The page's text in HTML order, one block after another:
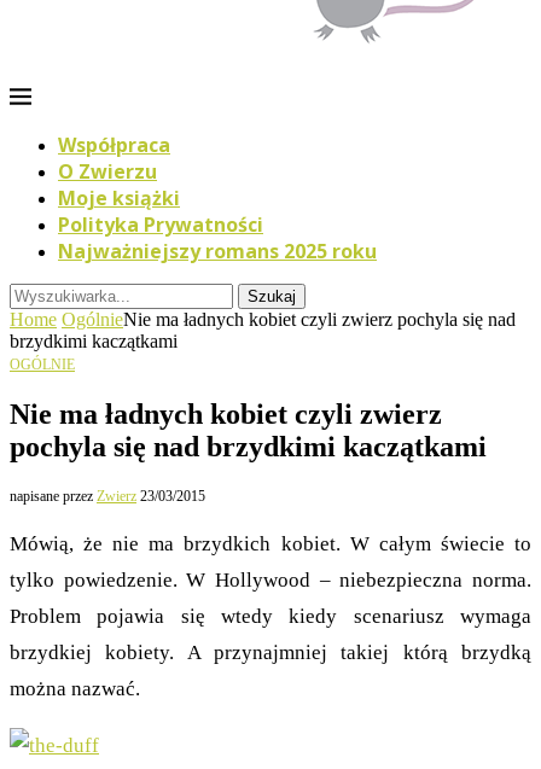
Współpraca
O Zwierzu
Moje książki
Polityka Prywatności
Najważniejszy romans 2025 roku
Szukaj
Home OgólnieNie ma ładnych kobiet czyli zwierz pochyla się nad
brzydkimi kaczątkami
OGÓLNIE
Nie ma ładnych kobiet czyli zwierz
pochyla się nad brzydkimi kaczątkami
napisane przez Zwierz 23/03/2015
Mówią, że nie ma brzydkich kobiet. W całym świecie to
tylko powiedzenie. W Hollywood – niebezpieczna norma.
Problem pojawia się wtedy kiedy scenariusz wymaga
brzydkiej kobiety. A przynajmniej takiej którą brzydką
można nazwać.